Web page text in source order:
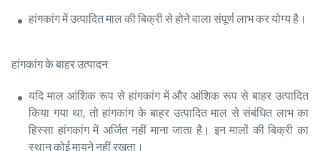
हांगकांग में उत्पादित माल की बिक्री से होने वाला संपूर्ण लाभ कर योग्य है।
हांगकांग के बाहर उत्पादन:
यदि माल आंशिक रूप से हांगकांग में और आंशिक रूप से बाहर उत्पादित
किया गया था, तो हांगकांग के बाहर उत्पादित माल से संबंधित लाभ का
हिस्सा हांगकांग में अर्जित नहीं माना जाता है। इन मालों की बिक्री का
स्थान कोई मायने नहीं रखता।